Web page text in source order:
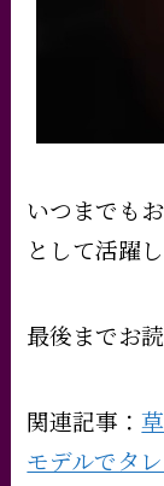
いつまでも
として活躍
最後までお
関連記事：
モデルでタ